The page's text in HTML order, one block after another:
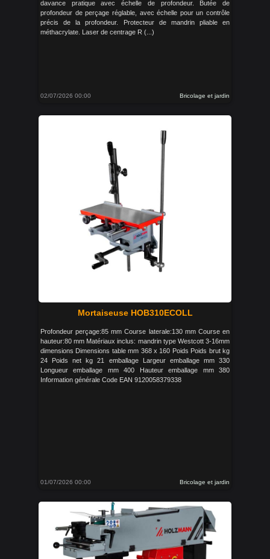
davance pratique avec échelle de profondeur. Butée de
profondeur de perçage réglable, avec échelle pour un contrôle
précis de la profondeur. Protecteur de mandrin pliable en
méthacrylate. Laser de centrage R (...)
02/07/2026 00:00 Bricolage et jardin
Mortaiseuse HOB310ECOLL
Profondeur perçage:85 mm Course laterale:130 mm Course en
hauteur:80 mm Matériaux inclus: mandrin type Westcott 3-16mm
dimensions Dimensions table mm 368 x 160 Poids Poids brut kg
24 Poids net kg 21 emballage Largeur emballage mm 330
Longueur emballage mm 400 Hauteur emballage mm 380
Information générale Code EAN 9120058379338
01/07/2026 00:00 Bricolage et jardin